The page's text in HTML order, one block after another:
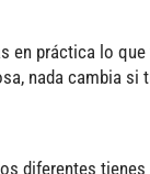
en práctica lo que
nada cambia si
diferentes tienes